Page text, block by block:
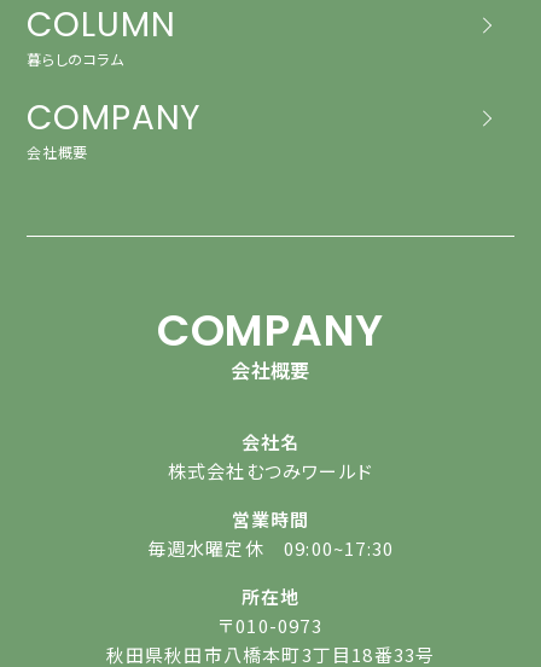
COLUMN
暮らしのコラム
COMPANY
会社概要
COMPANY
会社概要
会社名
株式会社むつみワールド
営業時間
毎週水曜定休 09:00~17:30
所在地
〒010-0973
秋田県秋田市八橋本町3丁目18番33号